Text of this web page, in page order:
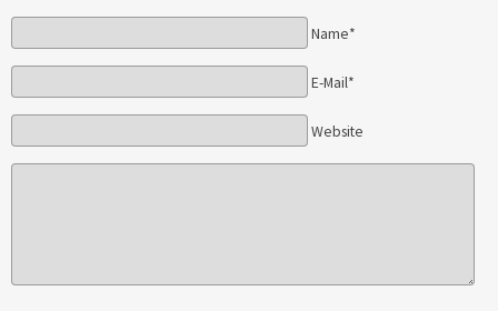
Name*
E-Mail*
Website